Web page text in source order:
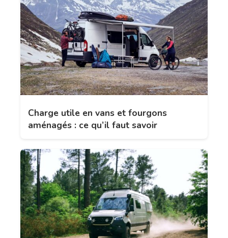
Charge utile en vans et fourgons
aménagés : ce qu’il faut savoir